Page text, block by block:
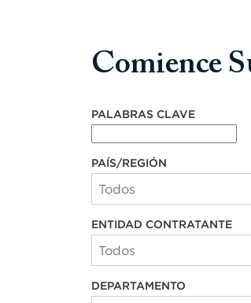
Comience
Comience su travesía con
PALABRAS CLAVE
PAÍS/REGIÓN
ENTIDAD CONTRATANTE
DEPARTAMENTO